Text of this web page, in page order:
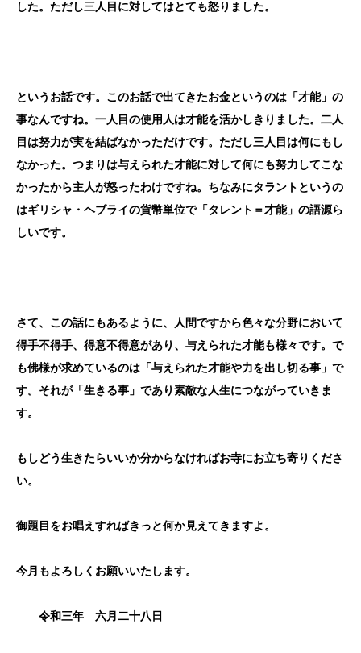
した。ただし三人目に対してはとても怒りました。
というお話です。このお話で出てきたお金というのは「才能」の
事なんですね。一人目の使用人は才能を活かしきりました。二人
目は努力が実を結ばなかっただけです。ただし三人目は何にもし
なかった。つまりは与えられた才能に対して何にも努力してこな
かったから主人が怒ったわけですね。ちなみにタラントというの
はギリシャ・ヘブライの貨幣単位で「タレント＝才能」の語源ら
しいです。
さて、この話にもあるように、人間ですから色々な分野において
得手不得手、得意不得意があり、与えられた才能も様々です。で
も佛様が求めているのは「与えられた才能や力を出し切る事」で
す。それが「生きる事」であり素敵な人生につながっていきま
す。
もしどう生きたらいいか分からなければお寺にお立ち寄りくださ
い。
御題目をお唱えすればきっと何か見えてきますよ。
今月もよろしくお願いいたします。
令和三年 六月二十八日